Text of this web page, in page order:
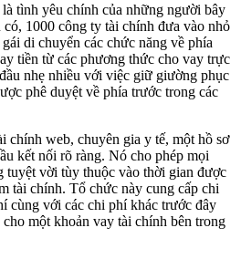
tình yêu chính của những người bây
1000 công ty tài chính đưa vào nhỏ
di chuyển các chức năng về phía
tiền từ các phương thức cho vay trực
nhẹ nhiều với việc giữ giường phục
phê duyệt về phía trước trong các
chính web, chuyên gia y tế, một hồ sơ
kết nối rõ ràng. Nó cho phép mọi
tuyệt vời tùy thuộc vào thời gian được
tài chính. Tổ chức này cung cấp chi
cùng với các chi phí khác trước đây
một khoản vay tài chính bên trong